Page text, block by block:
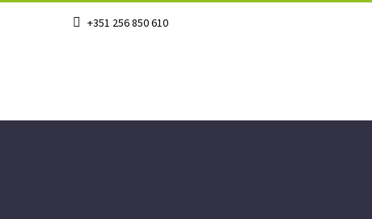
+351 256 850 610